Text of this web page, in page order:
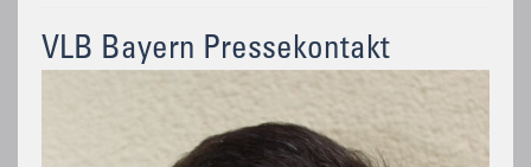
VLB Bayern Pressekontakt